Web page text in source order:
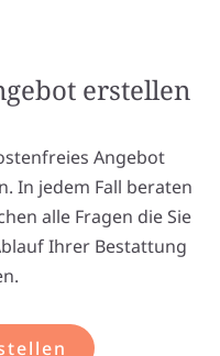
erstellen
Angebot
In jedem Fall beraten
alle Fragen die Sie
Ihrer Bestattung